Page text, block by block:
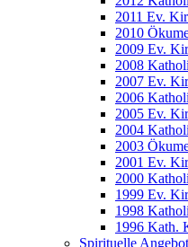
2011 Ev.
2010
2009 Ev.
2008
2007 Ev.
2006
2005 Ev.
2004
2003
2001 Ev.
2000
1999 Ev.
1998
1996 Kath.
Spirituelle